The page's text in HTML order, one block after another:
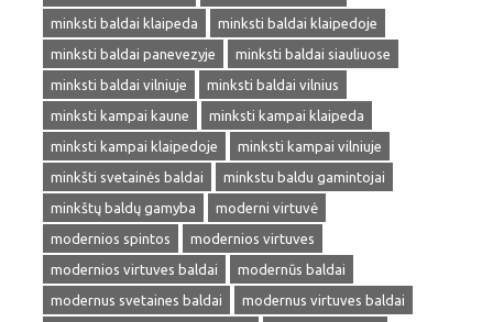
minksti baldai klaipeda
minksti baldai klaipedoje
minksti baldai panevezyje
minksti baldai siauliuose
minksti baldai vilniuje
minksti baldai vilnius
minksti kampai kaune
minksti kampai klaipeda
minksti kampai klaipedoje
minksti kampai vilniuje
minkšti svetainės baldai
minkstu baldu gamintojai
minkštų baldų gamyba
moderni virtuvė
modernios spintos
modernios virtuves
modernios virtuves baldai
modernūs baldai
modernus svetaines baldai
modernus virtuves baldai